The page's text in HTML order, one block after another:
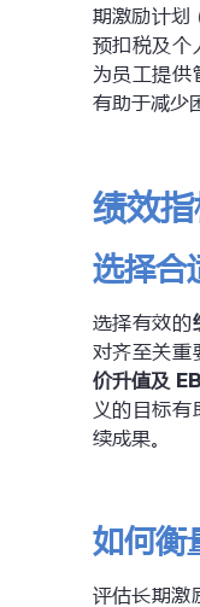
期激励计划
预扣税及个
为员工提供
有助于减少
绩效
选择合
选择有效的
对齐至关重
价升值及
义的目标
续成果。
如何衡
评估长期激